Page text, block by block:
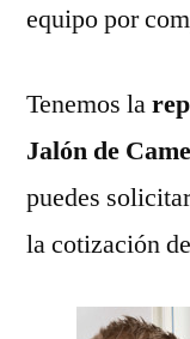
equipo por
Tenemos la
Jalón de
puedes
la cotización